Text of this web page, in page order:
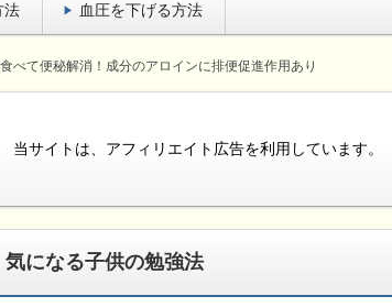
法 血圧を下げる方法
べて便秘解消！成分のアロインに排便促進作用あり
当サイトは、アフィリエイト広告を利用しています。
気になる子供の勉強法